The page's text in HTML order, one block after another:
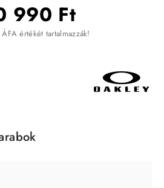
990 Ft
értékét tartalmazzák!